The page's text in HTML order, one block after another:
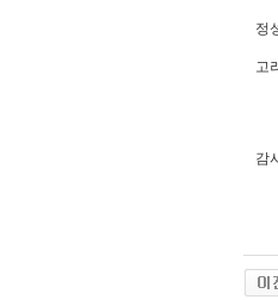
정
고
감